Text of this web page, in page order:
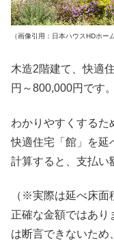
（画像引用：日本ハウスHDホ
木造2階建て、快適
円～800,000円です。
わかりやすくするた
快適住宅「館」を延
計算すると、支払い
（※実際は延べ床面
正確な金額ではあり
は断言できないため